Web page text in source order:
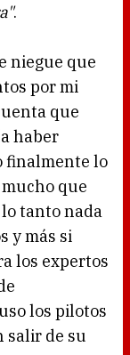
.
niegue que
por mi
que
haber
finalmente lo
que
tanto nada
y más si
los expertos
los pilotos
salir de su